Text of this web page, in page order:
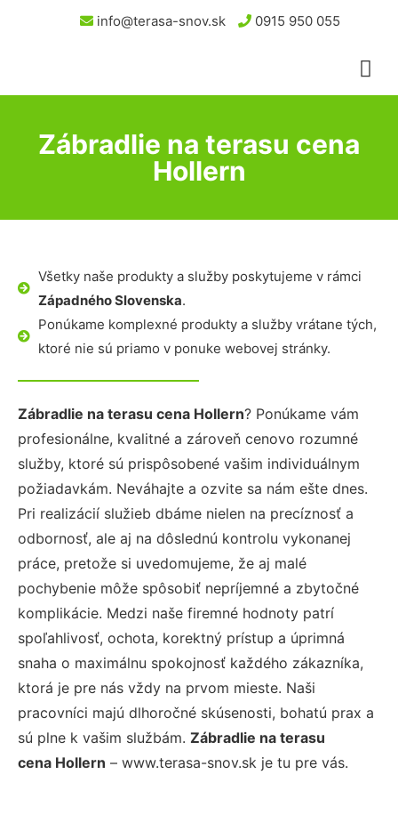
info@terasa-snov.sk 0915 950 055
Zábradlie na terasu cena
Hollern
Všetky naše produkty a služby poskytujeme v rámci
Západného Slovenska.
Ponúkame komplexné produkty a služby vrátane tých,
ktoré nie sú priamo v ponuke webovej stránky.
Zábradlie na terasu cena Hollern? Ponúkame vám
profesionálne, kvalitné a zároveň cenovo rozumné
služby, ktoré sú prispôsobené vašim individuálnym
požiadavkám. Neváhajte a ozvite sa nám ešte dnes.
Pri realizácií služieb dbáme nielen na precíznosť a
odbornosť, ale aj na dôslednú kontrolu vykonanej
práce, pretože si uvedomujeme, že aj malé
pochybenie môže spôsobiť nepríjemné a zbytočné
komplikácie. Medzi naše firemné hodnoty patrí
spoľahlivosť, ochota, korektný prístup a úprimná
snaha o maximálnu spokojnosť každého zákazníka,
ktorá je pre nás vždy na prvom mieste. Naši
pracovníci majú dlhoročné skúsenosti, bohatú prax a
sú plne k vašim službám. Zábradlie na terasu
cena Hollern – www.terasa-snov.sk je tu pre vás.